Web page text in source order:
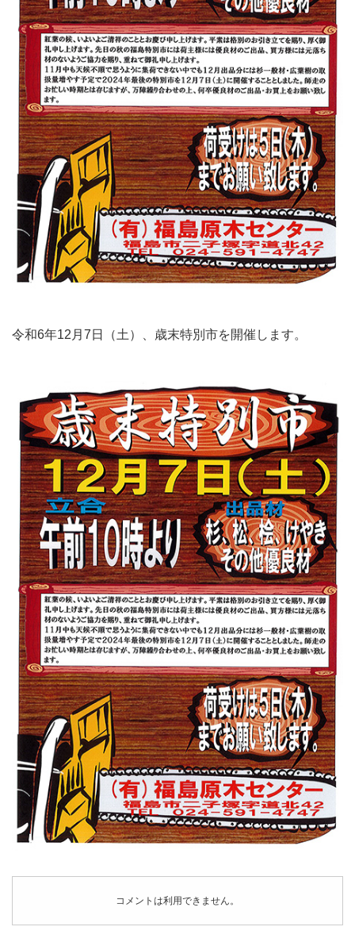
令和6年12月7日（土）、歳末特別市を開催します。
コメントは利用できません。